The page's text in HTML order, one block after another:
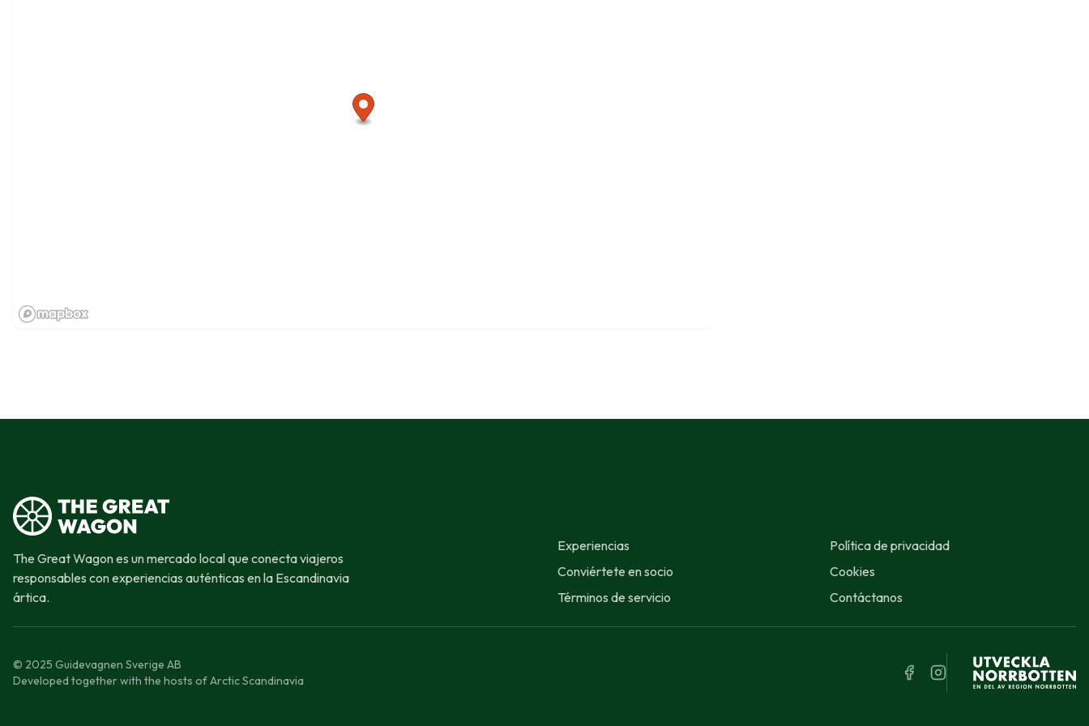
The Great Wagon es un mercado local que conecta viajeros
responsables con experiencias auténticas en la Escandinavia
ártica.
Experiencias
Conviértete en socio
Términos de servicio
Política de privacidad
Cookies
Contáctanos
© 2025 Guidevagnen Sverige AB
Developed together with the hosts of Arctic Scandinavia